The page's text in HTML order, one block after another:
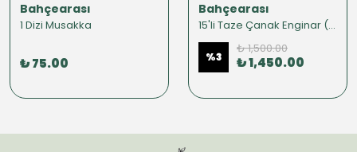
Bahçearası
1 Dizi Musakka
₺ 75.00
Bahçearası
15'li Taze Çanak Enginar (KONSERVE)
%3
₺ 1,500.00
₺ 1,450.00